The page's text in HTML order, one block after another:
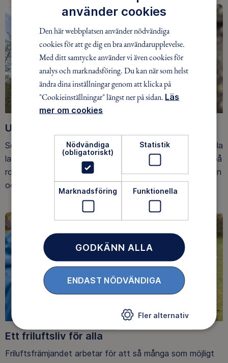
Upptäck nya äventyr
Som medlem har du tillgång till alla våra äventyr, över hela
landet. Våra ideella ledare guidar barn, unga och vuxna på
roliga och trygga äventyr i skogen, på vattnet, snön, isen
och på fjället.
Ett friluftsliv för alla
Friluftsfrämjandet arbetar för att så många som möjligt
använder cookies
Den här webbplatsen använder nödvändiga
cookies för att ge dig en bra användarupplevelse.
Med ditt samtycke använder vi även cookies för
analys och marknadsföring. Du kan när som helst
ändra dina inställningar genom att klicka på
"Cookieinställningar" längst ner på sidan. Läs
mer om cookies
Nödvändiga
(obligatoriskt)
Statistik
Marknadsföring Funktionella
GODKÄNN ALLA
ENDAST NÖDVÄNDIGA
Fler alternativ